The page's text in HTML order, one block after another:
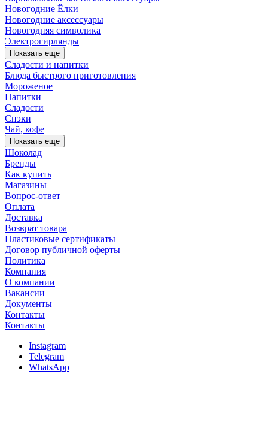
Новогодние Ёлки
Новогодние аксессуары
Новогодняя символика
Электрогирлянды
Показать еще
Сладости и напитки
Блюда быстрого приготовления
Мороженое
Напитки
Сладости
Снэки
Чай, кофе
Показать еще
Шоколад
Бренды
Как купить
Магазины
Вопрос-ответ
Оплата
Доставка
Возврат товара
Пластиковые сертификаты
Договор публичной оферты
Политика
Компания
О компании
Вакансии
Документы
Контакты
Контакты
Instagram
Telegram
WhatsApp